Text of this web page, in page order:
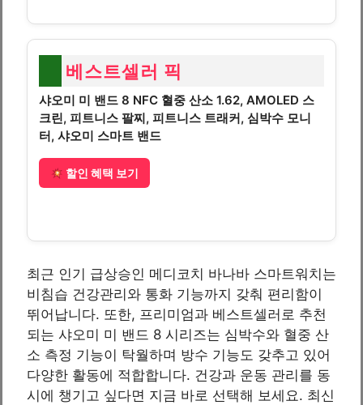
베스트셀러 픽
샤오미 미 밴드 8 NFC 혈중 산소 1.62, AMOLED 스
크린, 피트니스 팔찌, 피트니스 트래커, 심박수 모니
터, 샤오미 스마트 밴드
할인 혜택 보기
최근 인기 급상승인 메디코치 바나바 스마트워치는
비침습 건강관리와 통화 기능까지 갖춰 편리함이
뛰어납니다. 또한, 프리미엄과 베스트셀러로 추천
되는 샤오미 미 밴드 8 시리즈는 심박수와 혈중 산
소 측정 기능이 탁월하며 방수 기능도 갖추고 있어
다양한 활동에 적합합니다. 건강과 운동 관리를 동
시에 챙기고 싶다면 지금 바로 선택해 보세요. 최신